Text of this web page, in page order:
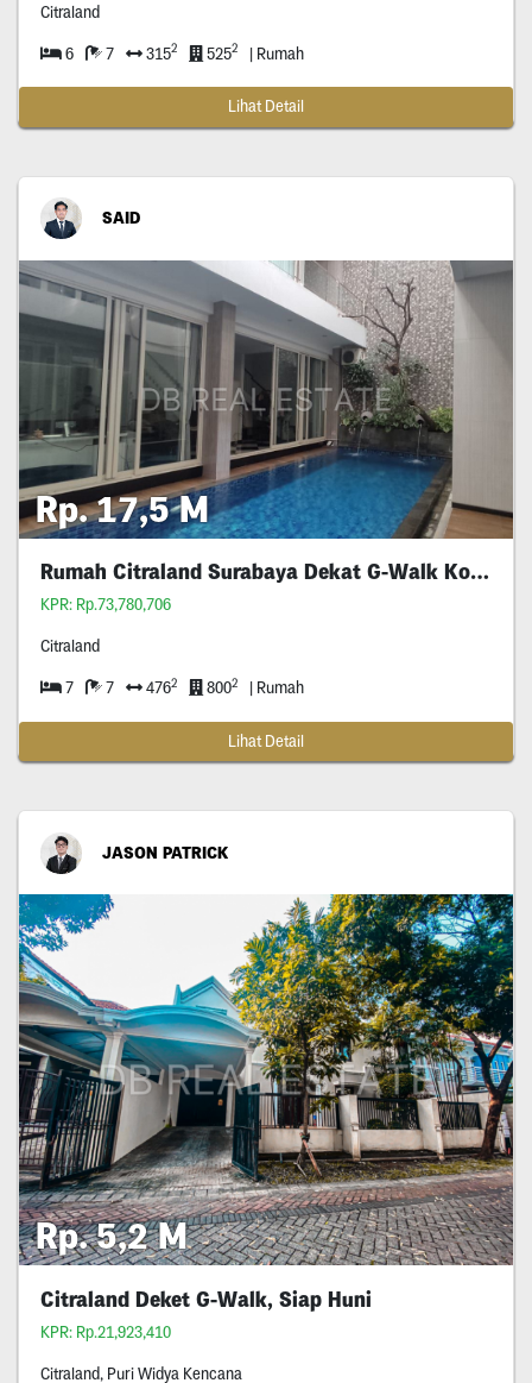
Citraland
6 7 3152 5252 | Rumah
Lihat Detail
SAID
Rp. 17,5 M
Rumah Citraland Surabaya Dekat G-Walk Kondisi Furnish Ada Kolam Renangnya Di Surabaya
KPR: Rp.73,780,706
Citraland
7 7 4762 8002 | Rumah
Lihat Detail
JASON PATRICK
Rp. 5,2 M
Citraland Deket G-Walk, Siap Huni
KPR: Rp.21,923,410
Citraland, Puri Widya Kencana